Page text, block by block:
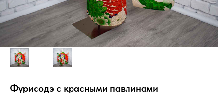
Фурисодэ с красными павлинами